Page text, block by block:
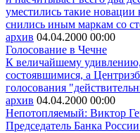
уместились такие новации
снились иным маркам со
архив 04.04.2000 00:00
Голосование в Чечне
К величайшему
состоявшимися, а
голосования
архив 04.04.2000 00:00
Непотопляемый: Виктор
Председатель Банка